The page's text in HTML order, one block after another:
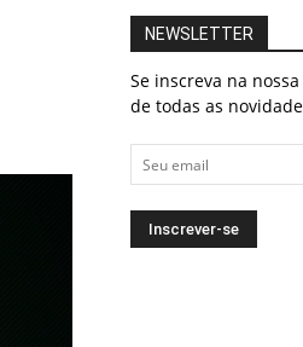
NEWSLETTER
Se inscreva na
de todas as